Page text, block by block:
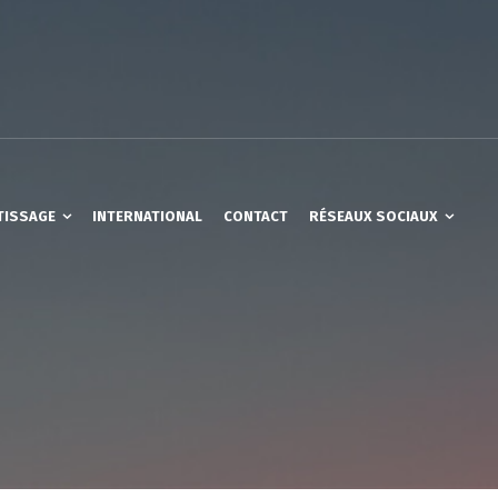
INTERNATIONAL CONTACT RÉSEAUX SOCIAUX